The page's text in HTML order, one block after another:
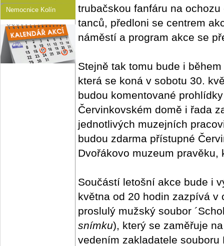
Nemocnice Kolín
trubačskou fanfáru na
tanců, předloni se centrem
náměstí a program akce se
Stejně tak tomu bude i
která se koná v sobotu 30.
budou komentované
Červinkovském domě i řada
jednotlivých muzejních
budou zdarma přístupné
Dvořákovo muzeum
Součástí letošní akce bude i
května od 20 hodin zazpívá v
proslulý mužský soubor
snímku), který se zaměřuje
vedením zakladatele